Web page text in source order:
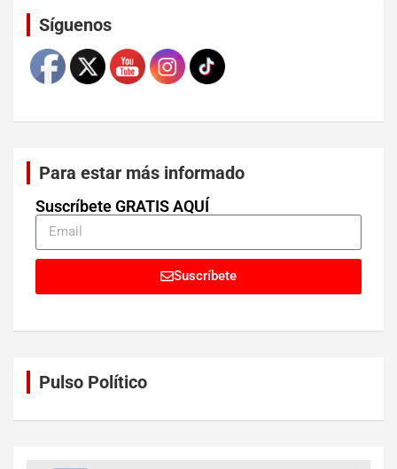
Síguenos
Para estar más informado
Suscríbete GRATIS AQUÍ
Suscríbete
Pulso Político